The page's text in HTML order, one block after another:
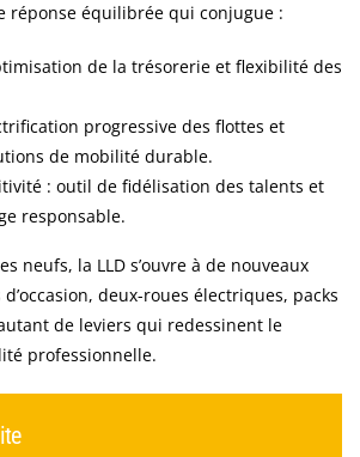
réponse équilibrée qui conjugue :
de la trésorerie et flexibilité des
progressive des flottes et
de mobilité durable.
: outil de fidélisation des talents et
responsable.
neufs, la LLD s’ouvre à de nouveaux
deux-roues électriques, packs
de leviers qui redessinent le
professionnelle.